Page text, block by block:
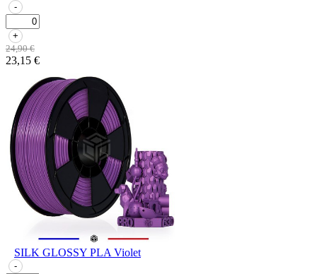
-
+
24,90 €
23,15 €
SILK GLOSSY PLA Violet
-